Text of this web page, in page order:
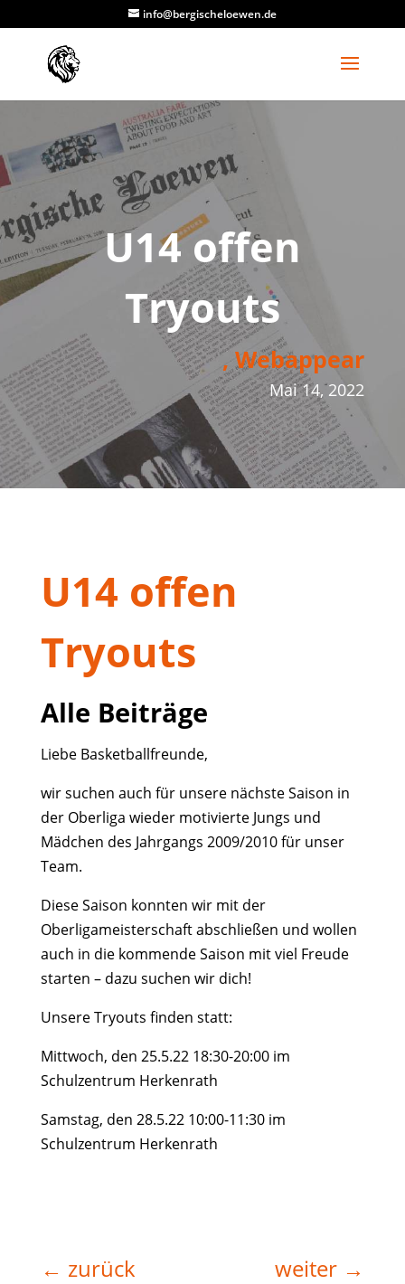
info@bergischeloewen.de
U14 offen
Tryouts
, Webappear
Mai 14, 2022
U14 offen
Tryouts
Alle Beiträge
Liebe Basketballfreunde,
wir suchen auch für unsere nächste Saison in
der Oberliga wieder motivierte Jungs und
Mädchen des Jahrgangs 2009/2010 für unser
Team.
Diese Saison konnten wir mit der
Oberligameisterschaft abschließen und wollen
auch in die kommende Saison mit viel Freude
starten – dazu suchen wir dich!
Unsere Tryouts finden statt:
Mittwoch, den 25.5.22 18:30-20:00 im
Schulzentrum Herkenrath
Samstag, den 28.5.22 10:00-11:30 im
Schulzentrum Herkenrath
← zurück weiter →